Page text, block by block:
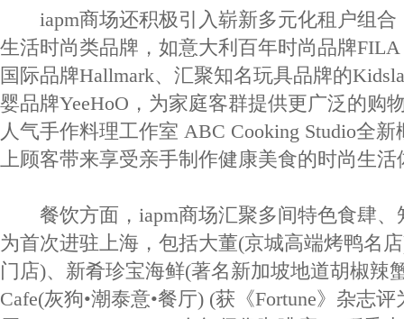
iapm商场还积极引入崭新多元化租户组合
生活时尚类品牌，如意大利百年时尚品牌
国际品牌Hallmark、汇聚知名玩具品牌的
婴品牌YeeHoO，为家庭客群提供更广泛的购
人气手作料理工作室 ABC Cooking Studio全
上顾客带来享受亲手制作健康美食的时尚生活
餐饮方面，iapm商场汇聚多间特色食肆、
为首次进驻上海，包括大董(京城高端烤鸭名
门店)、新肴珍宝海鲜(著名新加坡地道胡椒辣
Cafe(灰狗•潮泰意•餐厅) (获《Fortune》杂志